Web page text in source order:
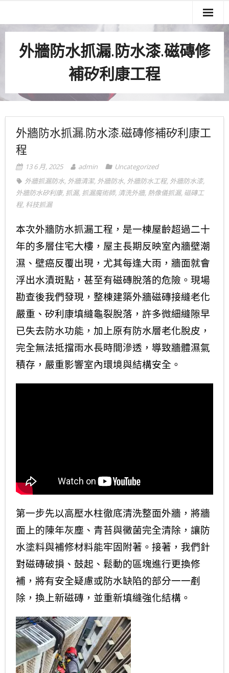
關於我們
服務項目
服務流程
聯絡我們
外牆防水抓漏.防水漆.磁磚修
補矽利康工程
外牆防水抓漏.防水漆.磁磚修補矽利康工
程
13 6 月, 2025 admin
Uncategorized
外牆抓漏防水, 外牆清潔, 外牆防水, 外牆防水工程, 外牆防水漆,
外牆防水矽利康, 抓漏, 抓漏魔術師, 清洗外牆, 熱像儀抓漏, 磁磚工
程, 科技抓漏
本次外牆防水抓漏工程，是一棟屋齡超過二十
年的多層住宅大樓，屋主長期反映室內牆壁潮
濕、壁癌反覆出現，尤其每逢大雨，牆面就會
浮出水漬斑點，甚至有磁磚脫落的危險。現場
勘查後我們發現，整棟建築外牆磁磚接縫老化
嚴重、矽利康填縫龜裂脫落，許多微細縫隙早
已失去防水功能，加上原有防水層老化脫皮，
完全無法抵擋雨水長時間滲透，導致牆體濕氣
積存，嚴重影響室內環境與結構安全。
第一步先以高壓水柱徹底清洗整面外牆，將牆
面上的陳年灰塵、青苔與黴菌完全清除，讓防
水塗料與補修材料能牢固附著。接著，我們針
對磁磚破損、鼓起、鬆動的區塊進行更換修
補，將有安全疑慮或防水缺陷的部分一一剷
除，換上新磁磚，並重新填縫強化結構。